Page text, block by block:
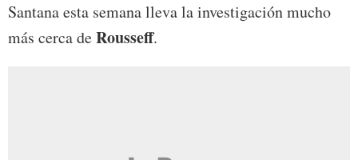
Santana esta semana lleva la investigación mucho
más cerca deRousseff.